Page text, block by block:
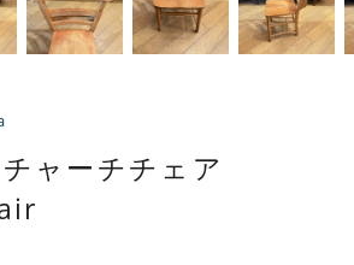
ャーチチェア